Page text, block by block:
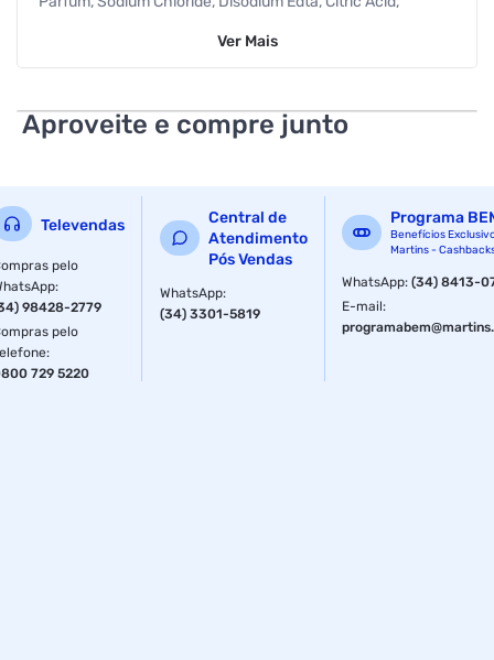
(and) Methylisothiazolinone, Cystoseira Tamariscifolia
Ver Mais
Aproveite e compre junto
Televendas
pelo
:
98428-2779
pelo
:
729 5220
Central de
Atendimento
Pós Vendas
WhatsApp:
(34) 3301-5819
Programa
Benefícios
Martins -
WhatsApp:(34) 8413-
E-mail: